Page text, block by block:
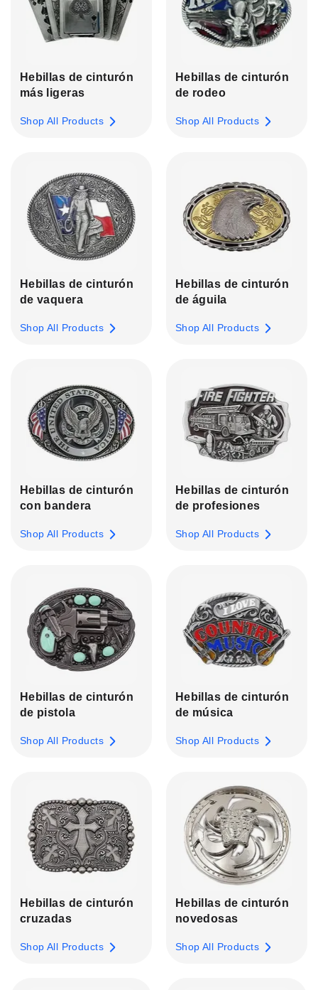
Hebillas de cinturón
más ligeras
Shop All Products
Hebillas de cinturón
de rodeo
Shop All Products
Hebillas de cinturón
de vaquera
Shop All Products
Hebillas de cinturón
de águila
Shop All Products
Hebillas de cinturón
con bandera
Shop All Products
Hebillas de cinturón
de profesiones
Shop All Products
Hebillas de cinturón
de pistola
Shop All Products
Hebillas de cinturón
de música
Shop All Products
Hebillas de cinturón
cruzadas
Shop All Products
Hebillas de cinturón
novedosas
Shop All Products